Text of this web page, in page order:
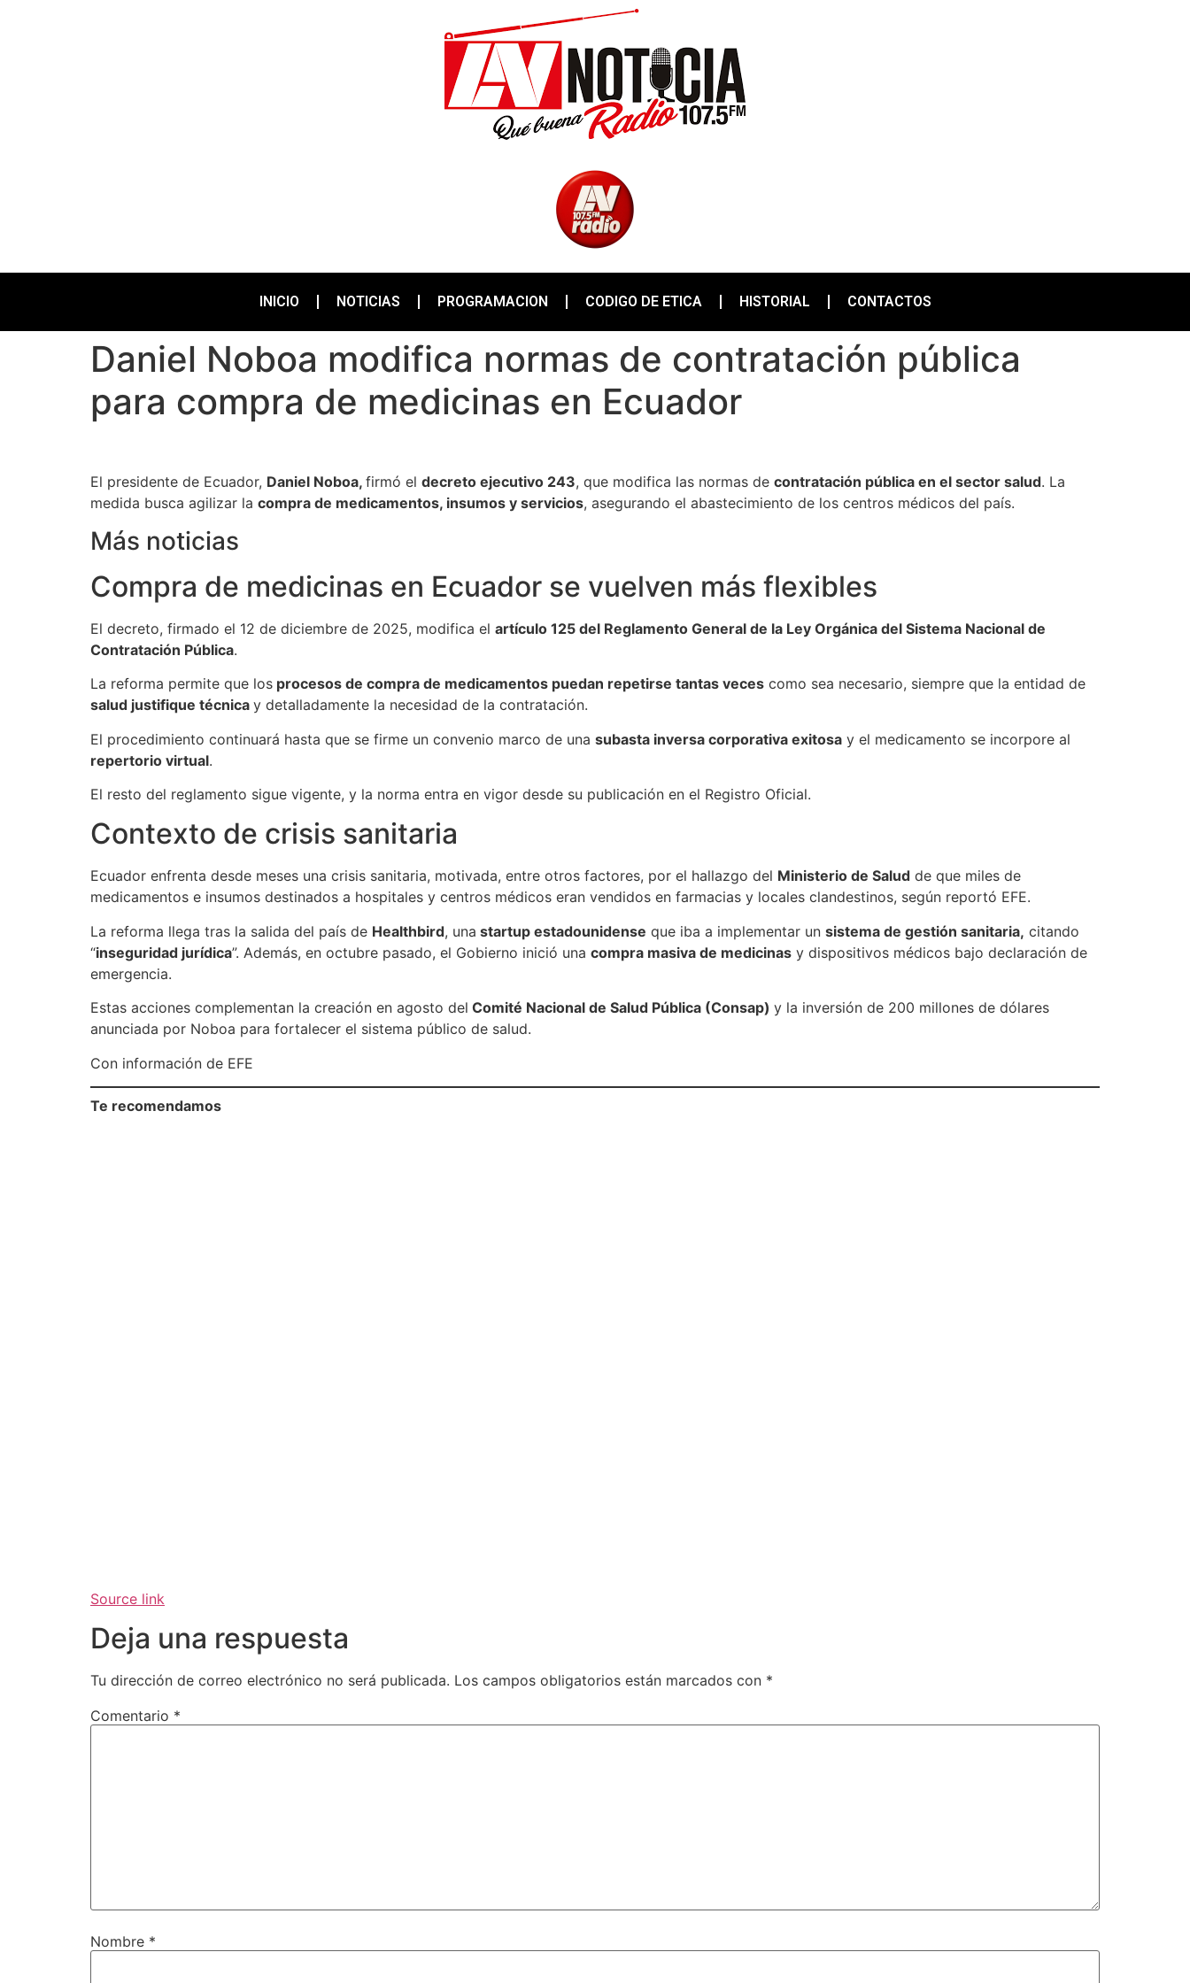
INICIO NOTICIAS PROGRAMACION CODIGO DE ETICA HISTORIAL CONTACTOS
Daniel Noboa modifica normas de contratación pública
para compra de medicinas en Ecuador
El presidente de Ecuador, Daniel Noboa, firmó el decreto ejecutivo 243, que modifica las normas de contratación pública en el sector salud. La
medida busca agilizar la compra de medicamentos, insumos y servicios, asegurando el abastecimiento de los centros médicos del país.
Más noticias
Compra de medicinas en Ecuador se vuelven más flexibles
El decreto, firmado el 12 de diciembre de 2025, modifica el artículo 125 del Reglamento General de la Ley Orgánica del Sistema Nacional de
Contratación Pública.
La reforma permite que los procesos de compra de medicamentos puedan repetirse tantas veces como sea necesario, siempre que la entidad de
salud justifique técnica y detalladamente la necesidad de la contratación.
El procedimiento continuará hasta que se firme un convenio marco de una subasta inversa corporativa exitosa y el medicamento se incorpore al
repertorio virtual.
El resto del reglamento sigue vigente, y la norma entra en vigor desde su publicación en el Registro Oficial.
Contexto de crisis sanitaria
Ecuador enfrenta desde meses una crisis sanitaria, motivada, entre otros factores, por el hallazgo del Ministerio de Salud de que miles de
medicamentos e insumos destinados a hospitales y centros médicos eran vendidos en farmacias y locales clandestinos, según reportó EFE.
La reforma llega tras la salida del país de Healthbird, una startup estadounidense que iba a implementar un sistema de gestión sanitaria, citando
“inseguridad jurídica”. Además, en octubre pasado, el Gobierno inició una compra masiva de medicinas y dispositivos médicos bajo declaración de
emergencia.
Estas acciones complementan la creación en agosto del Comité Nacional de Salud Pública (Consap) y la inversión de 200 millones de dólares
anunciada por Noboa para fortalecer el sistema público de salud.
Con información de EFE
Te recomendamos
Source link
Deja una respuesta
Tu dirección de correo electrónico no será publicada. Los campos obligatorios están marcados con *
Comentario *
Nombre *